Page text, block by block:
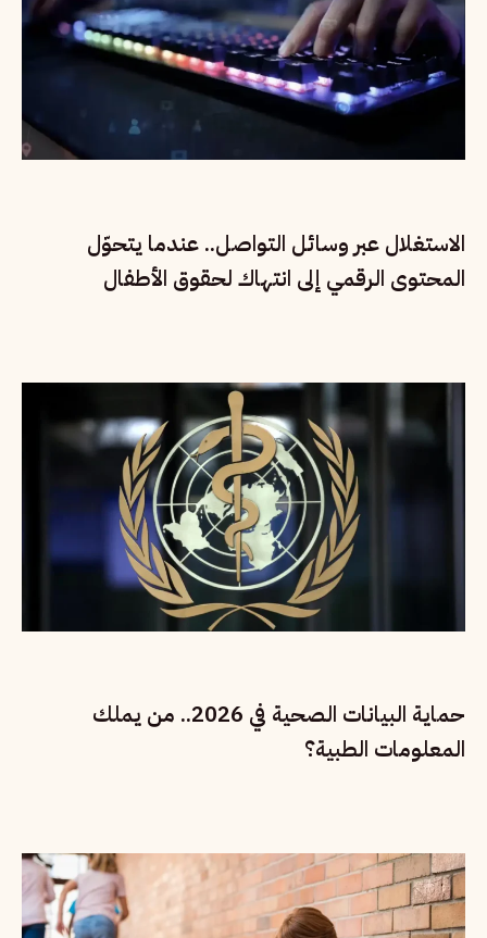
الاستغلال عبر وسائل التواصل.. عندما يتحوّل
المحتوى الرقمي إلى انتهاك لحقوق الأطفال
حماية البيانات الصحية في 2026.. من يملك
المعلومات الطبية؟